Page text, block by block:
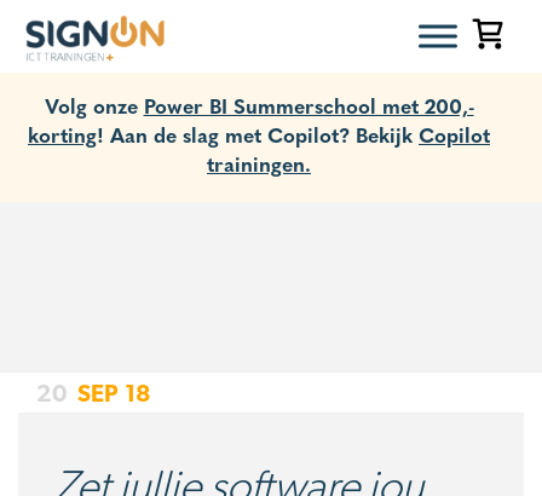
Volg onze Power BI Summerschool met 200,-
korting! Aan de slag met Copilot? Bekijk Copilot
trainingen.
20 SEP 18
Zet jullie software jou